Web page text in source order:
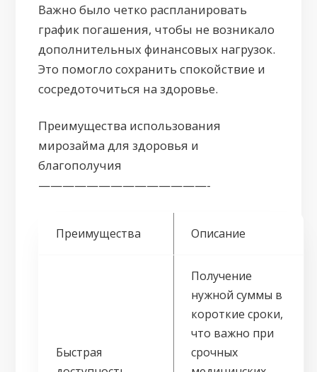
Важно было четко распланировать
график погашения, чтобы не возникало
дополнительных финансовых нагрузок.
Это помогло сохранить спокойствие и
сосредоточиться на здоровье.
Преимущества использования
мирозайма для здоровья и
благополучия
——————————————-
Преимущества Описание
Быстрая
Получение
нужной суммы в
короткие сроки,
что важно при
срочных